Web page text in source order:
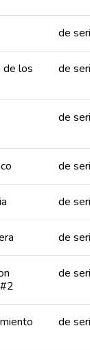
de
de los
de
de
de
de
de
de
de